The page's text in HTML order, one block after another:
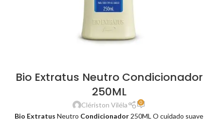
Bio Extratus Neutro Condicionador
250ML
Clériston Viléla 0
Bio Extratus Neutro Condicionador 250ML O cuidado suave